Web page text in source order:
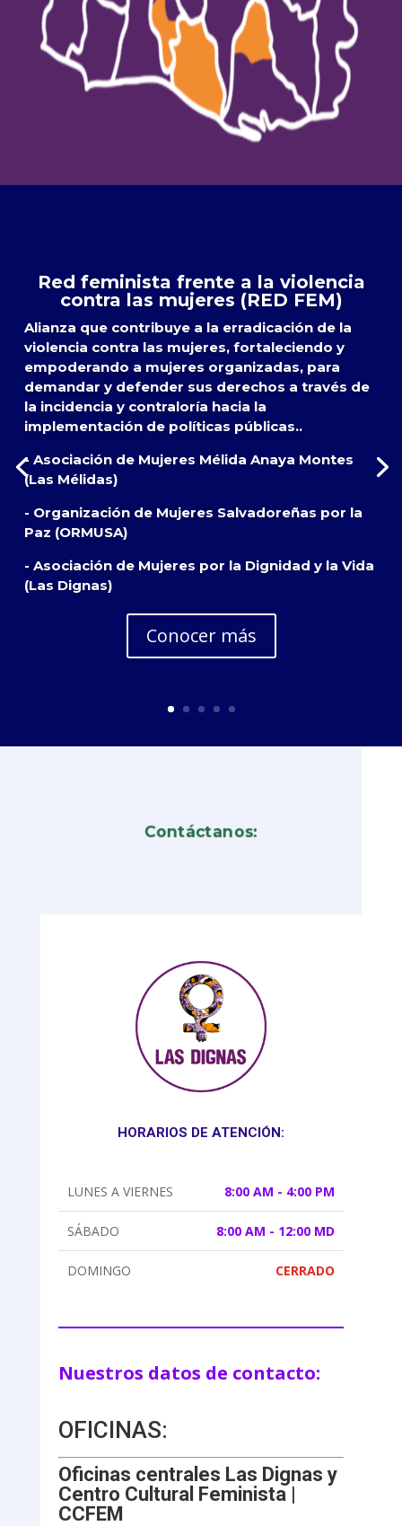
Red feminista frente a la violencia
contra las mujeres (RED FEM)
Alianza que contribuye a la erradicación de la
violencia contra las mujeres, fortaleciendo y
empoderando a mujeres organizadas, para
demandar y defender sus derechos a través de
la incidencia y contraloría hacia la
implementación de políticas públicas..
- Asociación de Mujeres Mélida Anaya Montes
(Las Mélidas)
- Organización de Mujeres Salvadoreñas por la
Paz (ORMUSA)
- Asociación de Mujeres por la Dignidad y la Vida
(Las Dignas)
Conocer más
Contáctanos:
HORARIOS DE ATENCIÓN:
LUNES A VIERNES 8:00 AM - 4:00 PM
SÁBADO 8:00 AM - 12:00 MD
DOMINGO CERRADO
Nuestros datos de contacto:
OFICINAS:
Oficinas centrales Las Dignas y
Centro Cultural Feminista |
CCFEM